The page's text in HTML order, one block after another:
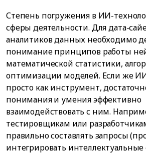
Степень погружения в ИИ-
сферы деятельности. Для дата-
аналитиков данных необходимо
понимание принципов работы
математической статистики,
оптимизации моделей. Если же
просто как инструмент,
понимания и умения эффективно
взаимодействовать с ним.
тестировщикам или
правильно составлять запросы
интегрировать